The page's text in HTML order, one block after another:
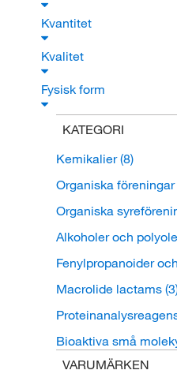
Kvantitet
Kvalitet
Fysisk form
KATEGORI
Kemikalier(8)
Organiska föreningar
Organiska
Alkoholer och
Fenylpropanoider
Macrolide lactams
Bioaktiva små
VARUMÄRKEN